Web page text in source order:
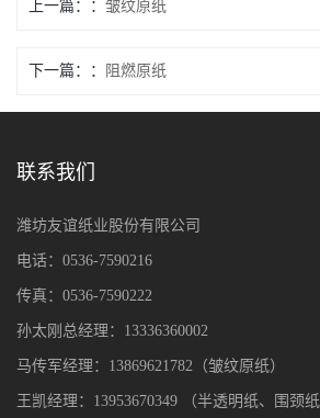
上一篇： 皱纹原纸
下一篇： 阻燃原纸
联系我们
潍坊友谊纸业股份有限公司
电话：0536-7590216
传真：0536-7590222
孙太刚总经理：13336360002
马传军经理：13869621782（皱纹原纸）
王凯经理：13953670349 （半透明纸、围颈纸